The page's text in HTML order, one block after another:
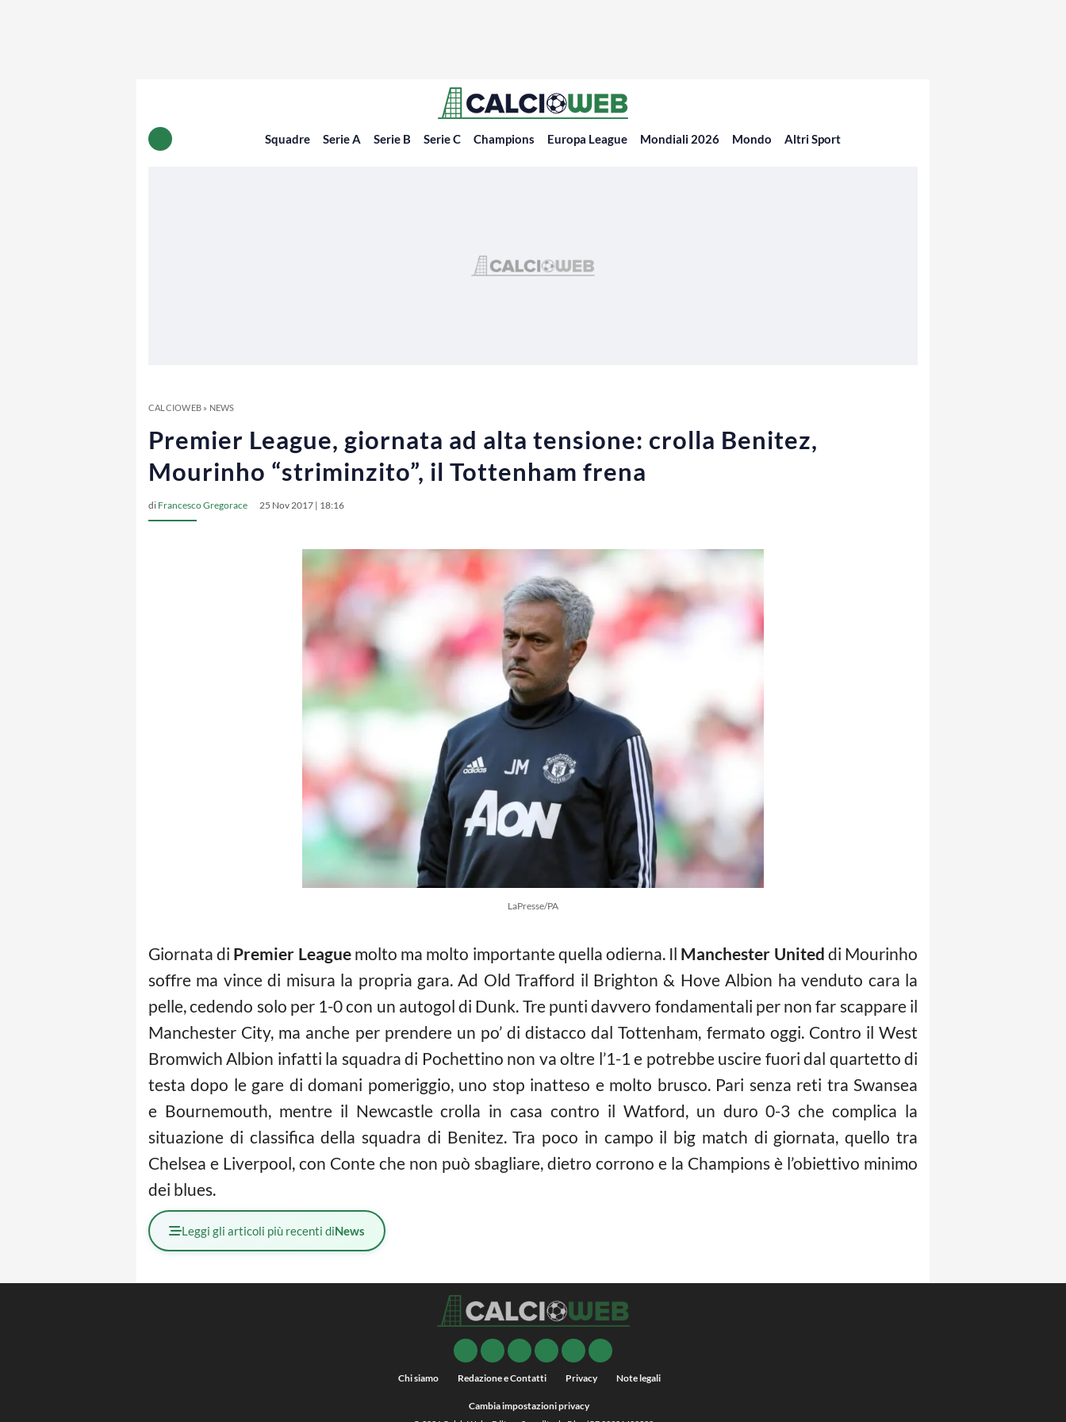
Squadre Serie A Serie B Serie C Champions Europa League Mondiali 2026 Mondo Altri Sport
CALCIOWEB» NEWS
Premier League, giornata ad alta tensione: crolla Benitez,
Mourinho “striminzito”, il Tottenham frena
di Francesco Gregorace 25 Nov 2017 | 18:16
LaPresse/PA
Giornata di Premier Leaguemolto ma molto importante quella odierna. Il Manchester United di Mourinho
soffre ma vince di misura la propria gara. Ad Old Trafford il Brighton & Hove Albion ha venduto cara la
pelle, cedendo solo per 1-0 con un autogol di Dunk. Tre punti davvero fondamentali per non far scappare il
Manchester City, ma anche per prendere un po’ di distacco dal Tottenham, fermato oggi. Contro il West
Bromwich Albion infatti la squadra di Pochettino non va oltre l’1-1 e potrebbe uscire fuori dal quartetto di
testa dopo le gare di domani pomeriggio, uno stop inatteso e molto brusco. Pari senza reti tra Swansea
e Bournemouth, mentre il Newcastle crolla in casa contro il Watford, un duro 0-3 che complica la
situazione di classifica della squadra di Benitez. Tra poco in campo il big match di giornata, quello tra
Chelsea e Liverpool, con Conte che non può sbagliare, dietro corrono e la Champions è l’obiettivo minimo
dei blues.
Leggi gli articoli più recenti diNews
Chi siamo Redazione e Contatti Privacy Note legali
Cambia impostazioni privacy